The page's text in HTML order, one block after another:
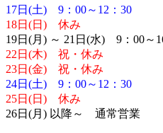
17日(土) 9：00～12：30
18日(日) 休み
19日(月) ～ 21日(水) 9：00～
22日(木) 祝・休み
23日(金) 祝・休み
24日(土) 9：00～12：30
25日(日) 休み
26日(月) 以降～ 通常営業